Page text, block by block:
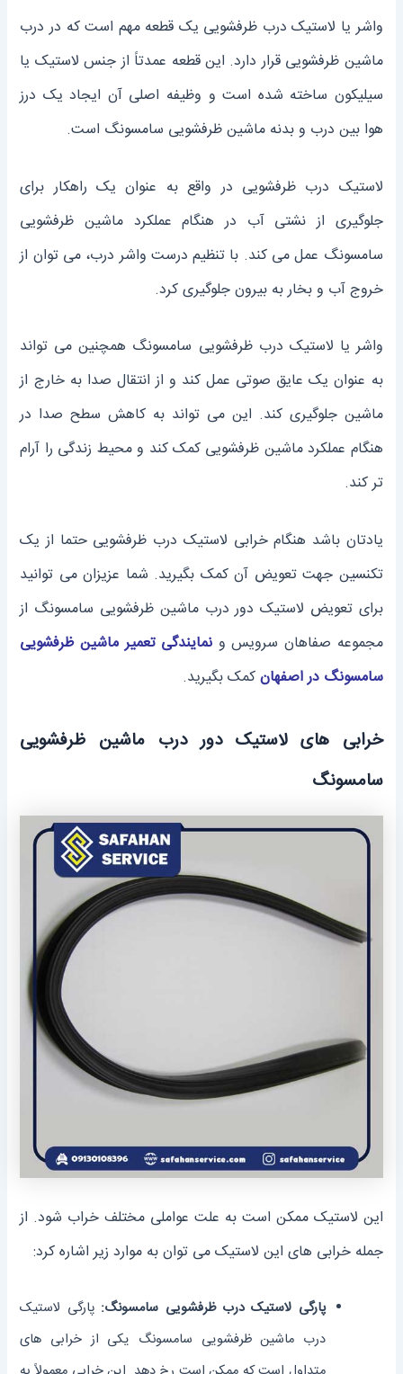
واشر یا لاستیک درب ظرفشویی یک قطعه مهم است که در درب
ماشین ظرفشویی قرار دارد. این قطعه عمدتاً از جنس لاستیک یا
سیلیکون ساخته شده است و وظیفه اصلی آن ایجاد یک درز
هوا بین درب و بدنه ماشین ظرفشویی سامسونگ است.
لاستیک درب ظرفشویی در واقع به عنوان یک راهکار برای
جلوگیری از نشتی آب در هنگام عملکرد ماشین ظرفشویی
سامسونگ عمل می ‌کند. با تنظیم درست واشر درب، می ‌توان از
خروج آب و بخار به بیرون جلوگیری کرد.
واشر یا لاستیک درب ظرفشویی سامسونگ همچنین می ‌تواند
به عنوان یک عایق صوتی عمل کند و از انتقال صدا به خارج از
ماشین جلوگیری کند. این می ‌تواند به کاهش سطح صدا در
هنگام عملکرد ماشین ظرفشویی کمک کند و محیط زندگی را آرام‌
تر کند.
یادتان باشد هنگام خرابی لاستیک درب ظرفشویی حتما از یک
تکنسین جهت تعویض آن کمک بگیرید. شما عزیزان می توانید
برای تعویض لاستیک دور درب ماشین ظرفشویی سامسونگ از
مجموعه صفاهان سرویس و نمایندگی تعمیر ماشین ظرفشویی
سامسونگ در اصفهانکمک بگیرید.
خرابی های لاستیک دور درب ماشین ظرفشویی
سامسونگ
این لاستیک ممکن است به علت عواملی مختلف خراب شود. از
جمله خرابی های این لاستیک می توان به موارد زیر اشاره کرد:
پارگی لاستیک درب ظرفشویی سامسونگ: پارگی لاستیک
درب ماشین ظرفشویی سامسونگ یکی از خرابی های